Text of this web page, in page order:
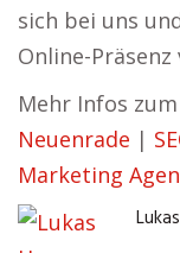
sich bei uns
Online-
Mehr Infos
Neuenrade |
Marketing